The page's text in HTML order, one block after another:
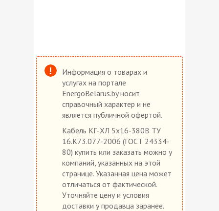
Информация о товарах и
услугах на портале
EnergoBelarus.by носит
справочный характер и не
является публичной офертой.
Кабель КГ-ХЛ 5х16-380В ТУ
16.К73.077-2006 (ГОСТ 24334-
80) купить или заказать можно у
компаний, указанных на этой
странице. Указанная цена может
отличаться от фактической.
Уточняйте цену и условия
доставки у продавца заранее.